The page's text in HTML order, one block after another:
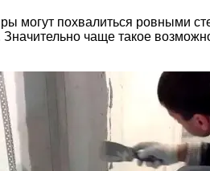
могут похвалиться ровными
Значительно чаще такое